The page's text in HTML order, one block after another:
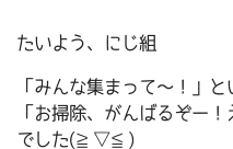
たいよう、にじ組
「みんな集まって～！」
「お掃除、がんばるぞー
でした(≧▽≦)